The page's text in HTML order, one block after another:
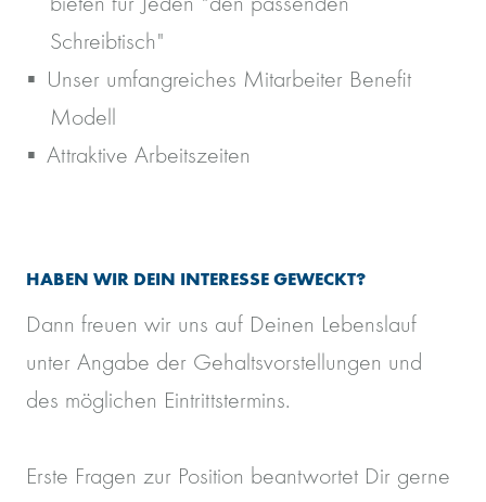
Schreibtisch"
Unser umfangreiches Mitarbeiter Benefit
Modell
Attraktive Arbeitszeiten
HABEN WIR DEIN INTERESSE GEWECKT?
Dann freuen wir uns auf Deinen Lebenslauf
unter Angabe der Gehaltsvorstellungen und
des möglichen Eintrittstermins.
Erste Fragen zur Position beantwortet Dir gerne